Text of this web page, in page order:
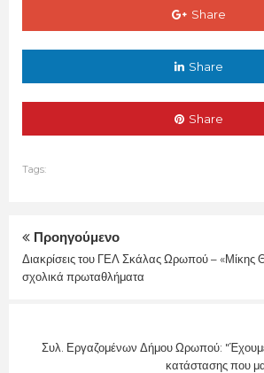
Share
Share
Share
Tags:
Προηγούμενο
Διακρίσεις του ΓΕΛ Σκάλας Ωρωπού – «Μίκης
σχολικά πρωταθλήματα
Συλ. Εργαζομένων Δήμου Ωρωπού: "Έχουμε
κατάστασης που